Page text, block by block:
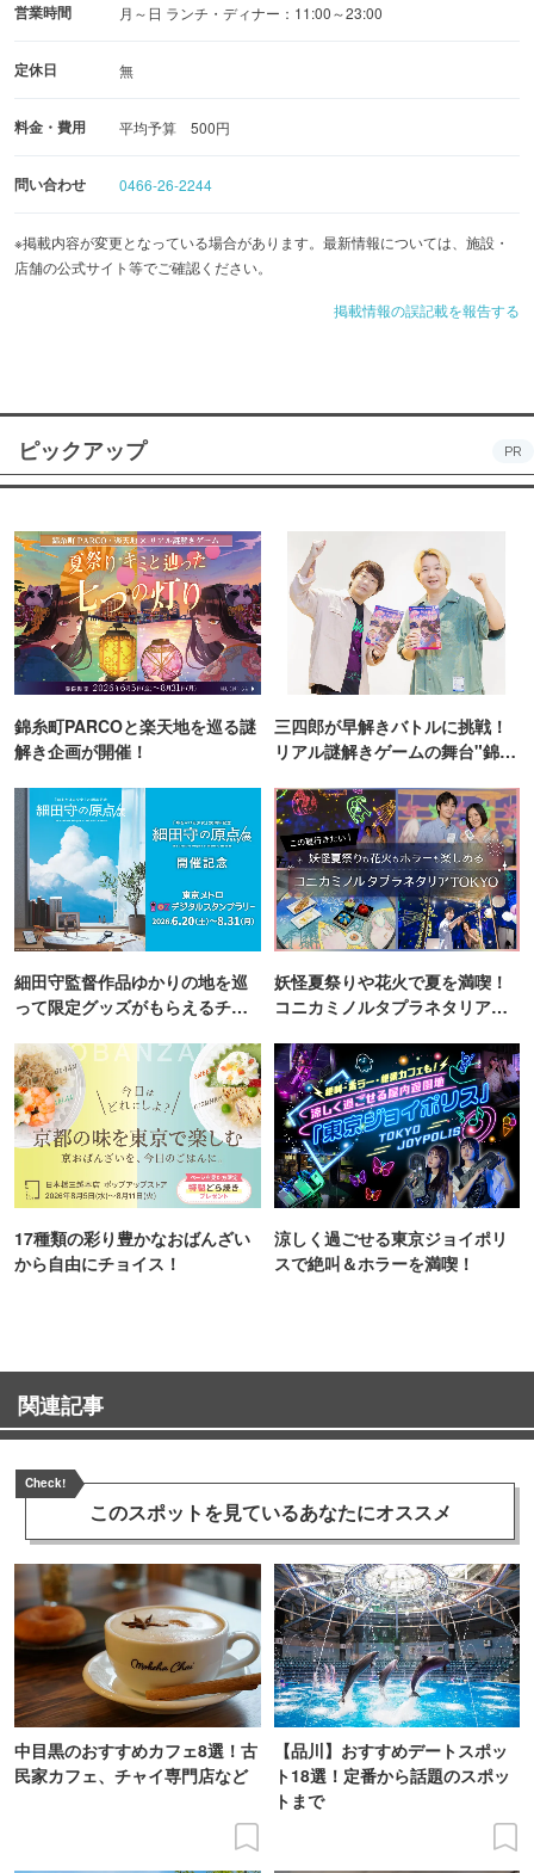
営業時間 月～日 ランチ・ディナー：11:00～23:00
定休日 無
料金・費用 平均予算 500円
問い合わせ 0466-26-2244
※掲載内容が変更となっている場合があります。最新情報については、施設・
店舗の公式サイト等でご確認ください。
掲載情報の誤記載を報告する
ピックアップ PR
錦糸町PARCOと楽天地を巡る謎
解き企画が開催！
三四郎が早解きバトルに挑戦！
リアル謎解きゲームの舞台"錦糸
細田守監督作品ゆかりの地を巡
って限定グッズがもらえるチャ
妖怪夏祭りや花火で夏を満喫！
コニカミノルタプラネタリア
17種類の彩り豊かなおばんざい
から自由にチョイス！
涼しく過ごせる東京ジョイポリ
スで絶叫＆ホラーを満喫！
関連記事
Check!
このスポットを見ているあなたにオススメ
中目黒のおすすめカフェ8選！古
民家カフェ、チャイ専門店など
【品川】おすすめデートスポッ
ト18選！定番から話題のスポッ
トまで